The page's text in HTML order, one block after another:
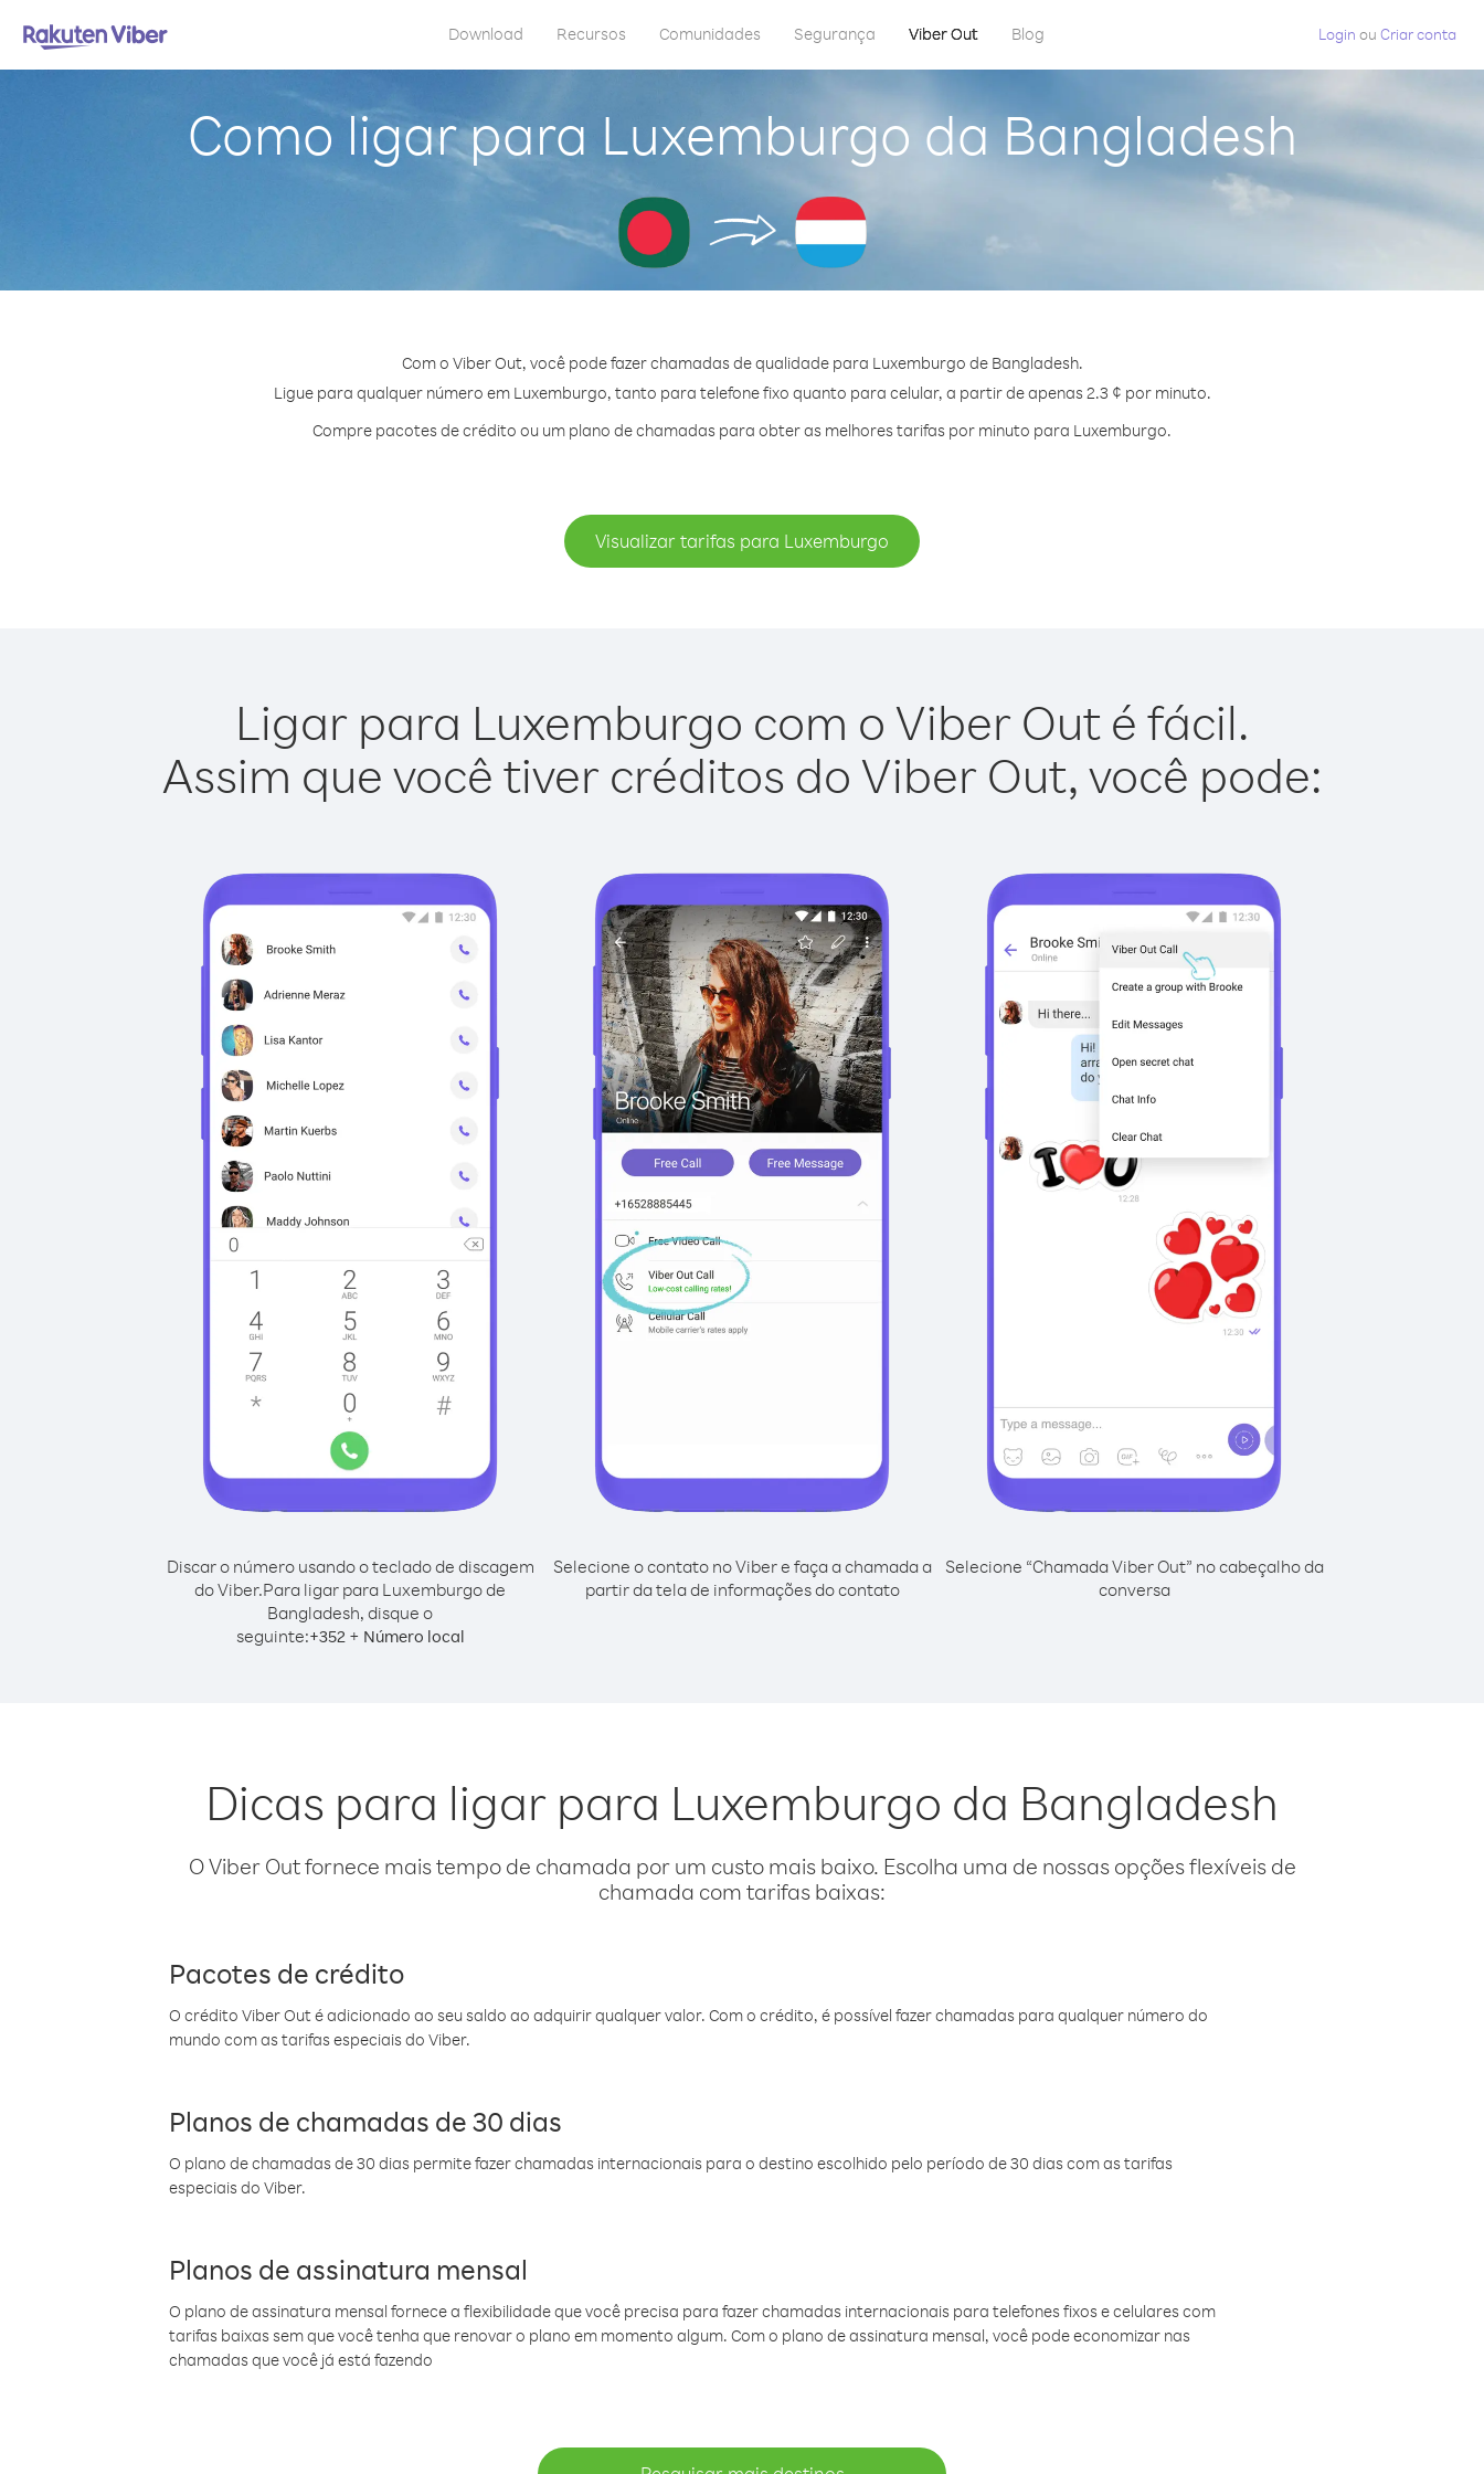
Download Recursos Comunidades Segurança Viber Out Blog Login ou Criar conta
Como ligar para Luxemburgo da Bangladesh
Com o Viber Out, você pode fazer chamadas de qualidade para Luxemburgo de Bangladesh.
Ligue para qualquer número em Luxemburgo, tanto para telefone fixo quanto para celular, a partir de apenas 2.3 ¢ por minuto.
Compre pacotes de crédito ou um plano de chamadas para obter as melhores tarifas por minuto para Luxemburgo.
Visualizar tarifas para Luxemburgo
Ligar para Luxemburgo com o Viber Out é fácil.
Assim que você tiver créditos do Viber Out, você pode:
Discar o número usando o teclado de discagem
do Viber.Para ligar para Luxemburgo de
Bangladesh, disque o
seguinte:+352+ Número local
Selecione o contato no Viber e faça a chamada a
partir da tela de informações do contato
Selecione “Chamada Viber Out” no cabeçalho da
conversa
Dicas para ligar para Luxemburgo da Bangladesh
O Viber Out fornece mais tempo de chamada por um custo mais baixo. Escolha uma de nossas opções flexíveis de
chamada com tarifas baixas:
Pacotes de crédito
O crédito Viber Out é adicionado ao seu saldo ao adquirir qualquer valor. Com o crédito, é possível fazer chamadas para qualquer número do
mundo com as tarifas especiais do Viber.
Planos de chamadas de 30 dias
O plano de chamadas de 30 dias permite fazer chamadas internacionais para o destino escolhido pelo período de 30 dias com as tarifas
especiais do Viber.
Planos de assinatura mensal
O plano de assinatura mensal fornece a flexibilidade que você precisa para fazer chamadas internacionais para telefones fixos e celulares com
tarifas baixas sem que você tenha que renovar o plano em momento algum. Com o plano de assinatura mensal, você pode economizar nas
chamadas que você já está fazendo